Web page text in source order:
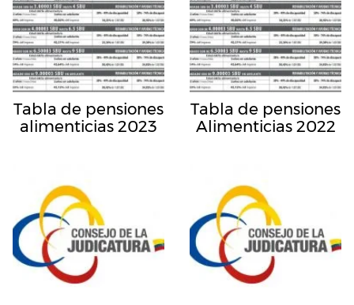
Tabla de pensiones
alimenticias 2023
Tabla de pensiones
Alimenticias 2022